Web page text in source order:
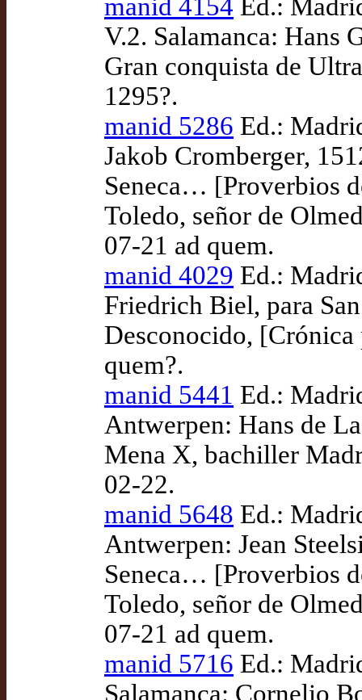
manid 4154 Ed.:
V.2. Salamanca: Hans
Gran conquista de
1295?.
manid 5286 Ed.:
Jakob Cromberger,
Seneca… [Proverbios
Toledo, señor de
07-21 ad quem.
manid 4029 Ed.:
Friedrich Biel, para
Desconocido,
quem?.
manid 5441 Ed.:
Antwerpen: Hans de
Mena X, bachiller
02-22.
manid 5648 Ed.:
Antwerpen: Jean
Seneca… [Proverbios
Toledo, señor de
07-21 ad quem.
manid 5716 Ed.:
Salamanca: Cornelio